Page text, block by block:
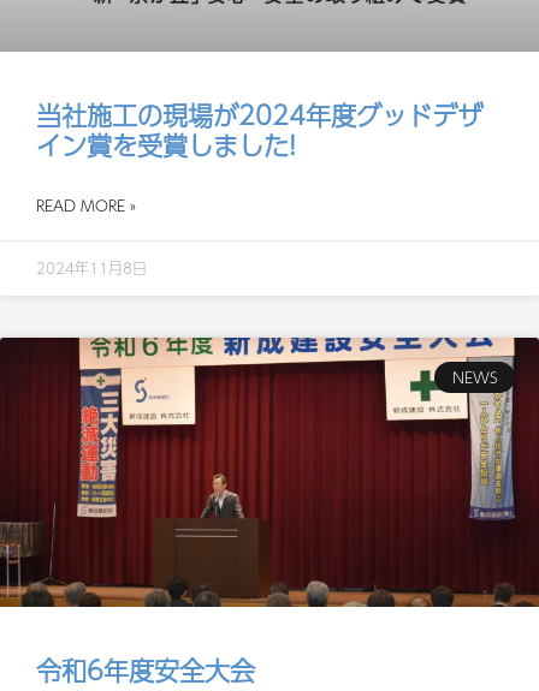
当社施工の現場が2024年度グッドデザ
イン賞を受賞しました!
READ MORE »
2024年11月8日
NEWS
令和6年度安全大会